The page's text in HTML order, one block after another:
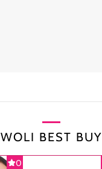
WOLI BEST BUY
0